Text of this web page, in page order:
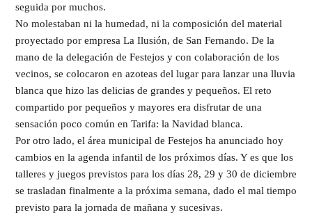
seguida por muchos.
No molestaban ni la humedad, ni la composición del material
proyectado por empresa La Ilusión, de San Fernando. De la
mano de la delegación de Festejos y con colaboración de los
vecinos, se colocaron en azoteas del lugar para lanzar una lluvia
blanca que hizo las delicias de grandes y pequeños. El reto
compartido por pequeños y mayores era disfrutar de una
sensación poco común en Tarifa: la Navidad blanca.
Por otro lado, el área municipal de Festejos ha anunciado hoy
cambios en la agenda infantil de los próximos días. Y es que los
talleres y juegos previstos para los días 28, 29 y 30 de diciembre
se trasladan finalmente a la próxima semana, dado el mal tiempo
previsto para la jornada de mañana y sucesivas.